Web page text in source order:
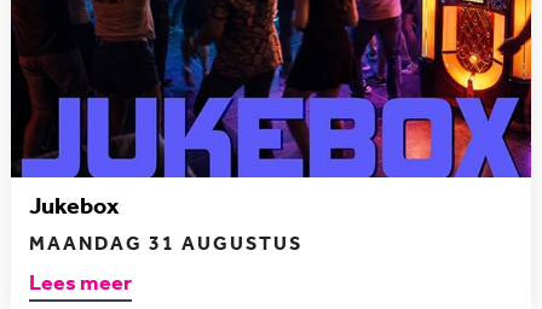
Jukebox
MAANDAG 31 AUGUSTUS
Lees meer